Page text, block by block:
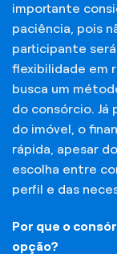
importante
paciência, pois
participante
flexibilidade em
busca um
do consórcio. Já
do imóvel, o
rápida, apesar
escolha entre
perfil e das
Por que o
opção?